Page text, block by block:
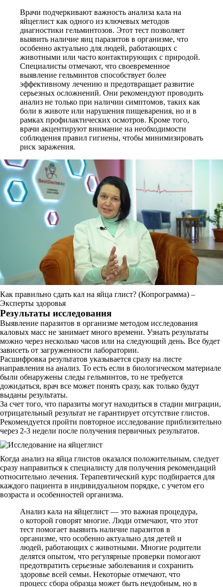
Врачи подчеркивают важность анализа кала на
яйцеглист как одного из ключевых методов
диагностики гельминтозов. Этот тест позволяет
выявить наличие яиц паразитов в организме, что
особенно актуально для людей, работающих с
животными или часто контактирующих с природой.
Специалисты отмечают, что своевременное
выявление гельминтов способствует более
эффективному лечению и предотвращает развитие
серьезных осложнений. Они рекомендуют проводить
анализ не только при наличии симптомов, таких как
боли в животе или нарушения пищеварения, но и в
рамках профилактических осмотров. Кроме того,
врачи акцентируют внимание на необходимости
соблюдения правил гигиены, чтобы минимизировать
риск заражения.
Как правильно сдать кал на яйца глист? (Копрограмма) –
Эксперты здоровья
Результаты исследования
Выявление паразитов в организме методом исследования
каловых масс не занимает много времени. Узнать результаты
можно через несколько часов или на следующий день. Все будет
зависеть от загруженности лаборатории.
Расшифровка результатов указывается сразу на листе
направления на анализ. То есть если в биологическом материале
были обнаружены следы гельминтов, то не требуется
дожидаться, врач все может понять сразу, как только будут
выданы результаты.
За счет того, что паразиты могут находиться в стадии миграции,
отрицательный результат не гарантирует отсутствие глистов.
Рекомендуется пройти повторное исследование приблизительно
через 2-3 недели после получения первичных результатов.
Когда анализ на яйца глистов оказался положительным, следует
сразу направиться к специалисту для получения рекомендаций
относительно лечения. Терапевтический курс подбирается для
каждого пациента в индивидуальном порядке, с учетом его
возраста и особенностей организма.
Анализ кала на яйцеглист — это важная процедура,
о которой говорят многие. Люди отмечают, что этот
тест помогает выявить наличие паразитов в
организме, что особенно актуально для детей и
людей, работающих с животными. Многие родители
делятся опытом, что регулярные проверки помогают
предотвратить серьезные заболевания и сохранить
здоровье всей семьи. Некоторые отмечают, что
процесс сбора образца может быть неудобным, но в